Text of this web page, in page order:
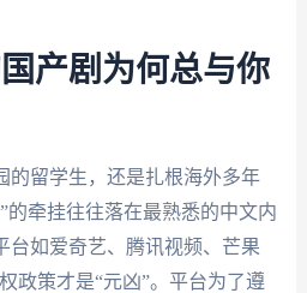
产剧为何总与你
的留学生，还是扎根海外多年
的牵挂往往落在最熟悉的中文内
台如爱奇艺、腾讯视频、芒果
政策才是“元凶”。平台为了遵